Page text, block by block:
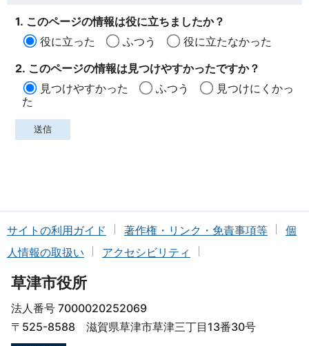
1. このページの情報は役に立ちましたか？
役に立った
ふつう
役に立たなかった
2. このページの情報は見つけやすかったですか？
見つけやすかった
ふつう
見つけにくかっ
た
サイトの利用ガイド 著作権・リンク・免責事項等
個
人情報の取扱い
アクセシビリティ
草津市役所
法人番号 7000020252069
〒525-8588 滋賀県草津市草津三丁目13番30号